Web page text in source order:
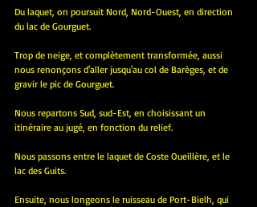
Du laquet, on poursuit Nord, Nord-Ouest, en direction
du lac de Gourguet.
Trop de neige, et complètement transformée, aussi
nous renonçons d'aller jusqu'au col de Barèges, et de
gravir le pic de Gourguet.
Nous repartons Sud, sud-Est, en choisissant un
itinéraire au jugé, en fonction du relief.
Nous passons entre le laquet de Coste Oueillère, et le
lac des Guits.
Ensuite, nous longeons le ruisseau de Port-Bielh, qui